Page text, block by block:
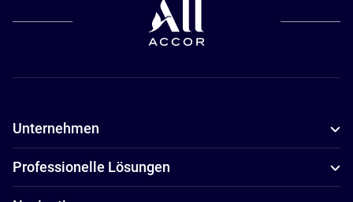
Unternehmen
Professionelle Lösungen